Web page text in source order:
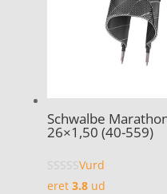
Schwalbe
26×1,50 (40-559)
Vurd
eret 3.8ud